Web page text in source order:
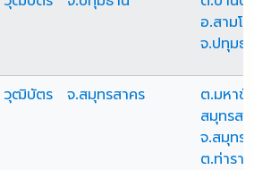
อ.สามโ
จ.ปทุมธ
วุฒิบัตร จ.สมุทรสาคร
ต.มหาชั
สมุทรสา
จ.สมุทร
ต.ท่ารา